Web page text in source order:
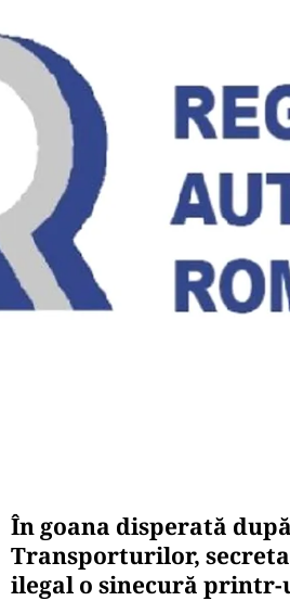
În goana disperată
Transporturilor,
ilegal o sinecură